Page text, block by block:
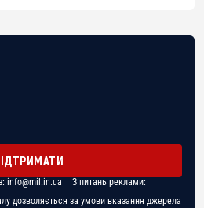
info@mil.in.ua | З питань реклами:
дозволяється за умови вказання джерела